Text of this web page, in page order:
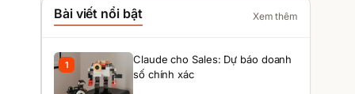
Bài viết nổi bật Xem thêm
1
Claude cho Sales: Dự báo doanh
số chính xác